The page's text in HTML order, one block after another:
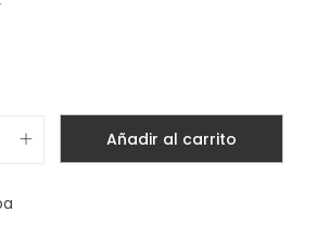
Añadir al carrito